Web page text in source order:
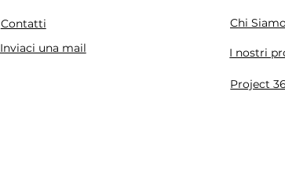
Contatti
Inviaci una mail
I nostri
Project
Chi